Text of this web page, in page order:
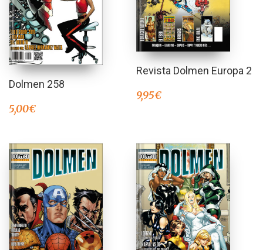
Dolmen 258
5,00€
Revista Dolmen Europa 2
9,95€